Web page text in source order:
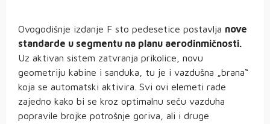
Ovogodišnje izdanje F sto pedesetice postavlja nove
standarde u segmentu na planu aerodinmičnosti.
Uz aktivan sistem zatvranja prikolice, novu
geometriju kabine i sanduka, tu je i vazdušna „brana“
koja se automatski aktivira. Svi ovi elemeti rade
zajedno kako bi se kroz optimalnu seču vazduha
popravile brojke potrošnje goriva, ali i druge